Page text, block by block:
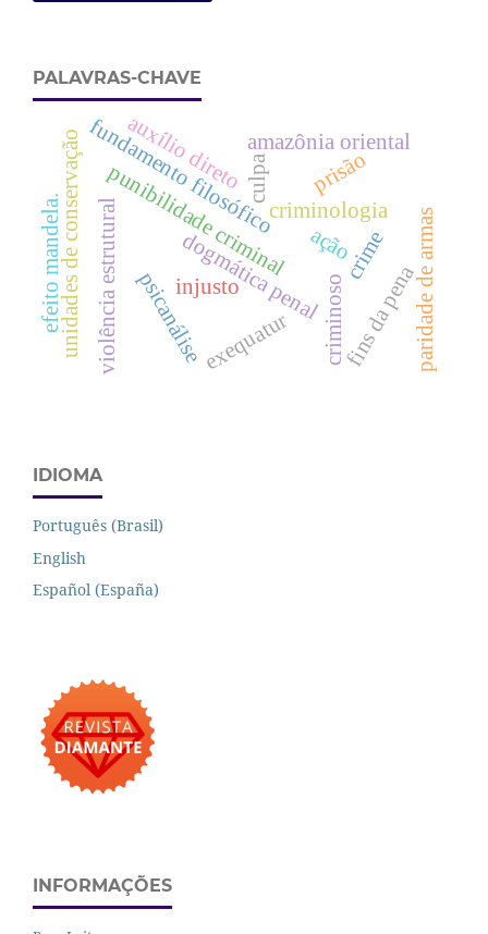
PALAVRAS-CHAVE
açãocrime
dogmática penal
fundamento filosóficocriminologia
criminoso
psicanáliseinjusto
culpa
amazônia oriental
unidades de conservação punibilidade criminal
fins da pena
auxílio direto
exequatur
violência estrutural
prisão
efeito mandela. paridade de armas
IDIOMA
Português (Brasil)
English
Español (España)
INFORMAÇÕES